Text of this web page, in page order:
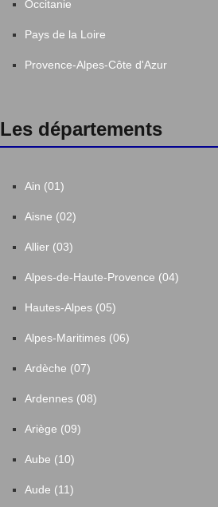
Occitanie
Pays de la Loire
Provence-Alpes-Côte d'Azur
Les départements
Ain (01)
Aisne (02)
Allier (03)
Alpes-de-Haute-Provence (04)
Hautes-Alpes (05)
Alpes-Maritimes (06)
Ardèche (07)
Ardennes (08)
Ariège (09)
Aube (10)
Aude (11)